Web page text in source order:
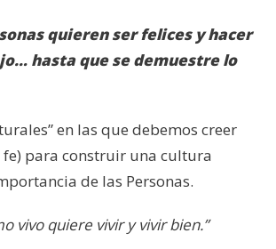
quieren ser felices y hacer
hasta que se demuestre lo
en las que debemos creer
fe) para construir una cultura
de las Personas.
vivo quiere vivir y vivir bien.”